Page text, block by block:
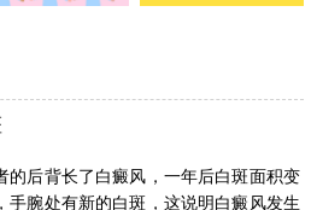
的后背长了白癜风，一年后白斑面积变
手腕处有新的白斑，这说明白癜风发生